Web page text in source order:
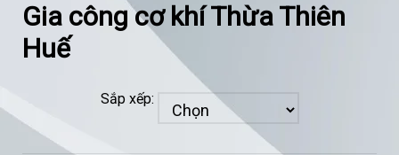
Gia công cơ khí Thừa Thiên
Huế
Sắp xếp: